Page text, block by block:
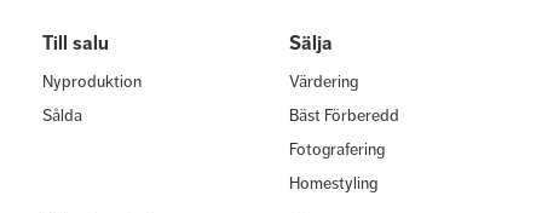
Till salu
Nyproduktion
Sålda
Sälja
Värdering
Bäst Förberedd
Fotografering
Homestyling